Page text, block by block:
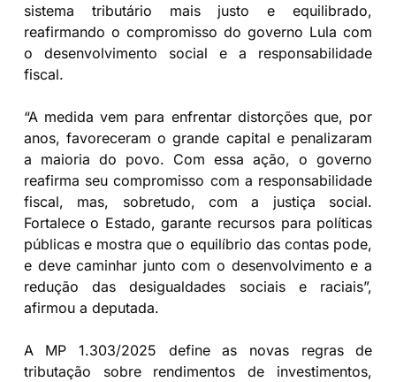
sistema tributário mais justo e equilibrado,
reafirmando o compromisso do governo Lula com
o desenvolvimento social e a responsabilidade
fiscal.
“A medida vem para enfrentar distorções que, por
anos, favoreceram o grande capital e penalizaram
a maioria do povo. Com essa ação, o governo
reafirma seu compromisso com a responsabilidade
fiscal, mas, sobretudo, com a justiça social.
Fortalece o Estado, garante recursos para políticas
públicas e mostra que o equilíbrio das contas pode,
e deve caminhar junto com o desenvolvimento e a
redução das desigualdades sociais e raciais”,
afirmou a deputada.
A MP 1.303/2025 define as novas regras de
tributação sobre rendimentos de investimentos,